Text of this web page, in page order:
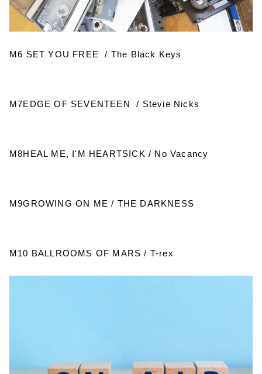
M6 SET YOU FREE / The Black Keys
M7EDGE OF SEVENTEEN / Stevie Nicks
M8HEAL ME, I'M HEARTSICK / No Vacancy
M9GROWING ON ME / THE DARKNESS
M10 BALLROOMS OF MARS / T-rex